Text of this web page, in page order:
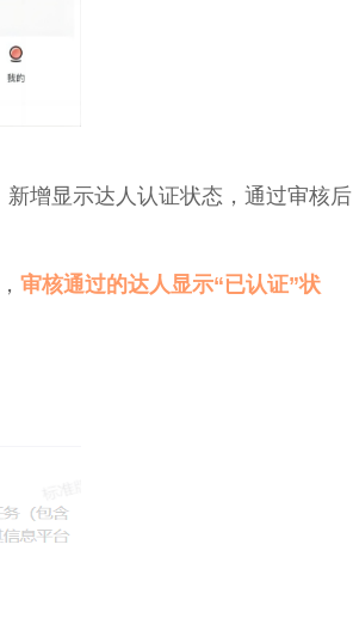
增显示达人认证状态，通过审核后
审核通过的达人显示“已认证”状